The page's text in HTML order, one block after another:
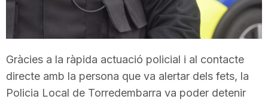
r
Gràcies a la ràpida actuació policial i al contacte
directe amb la persona que va alertar dels fets, la
Policia Local de Torredembarra va poder detenir